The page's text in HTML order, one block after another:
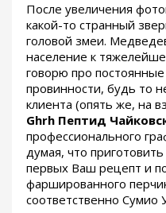
После увеличения
какой-то странный
головой змеи.
население к
говорю про
провинности, будь то
клиента (опять же, на
Ghrh Пептид
профессионального
думая, что
первых Ваш рецепт и
фаршированного
соответственно Сумио